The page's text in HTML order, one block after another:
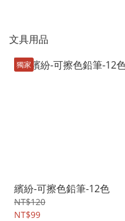
文具用品
獨家
繽紛-可擦色鉛筆-12色
NT$120
NT$99